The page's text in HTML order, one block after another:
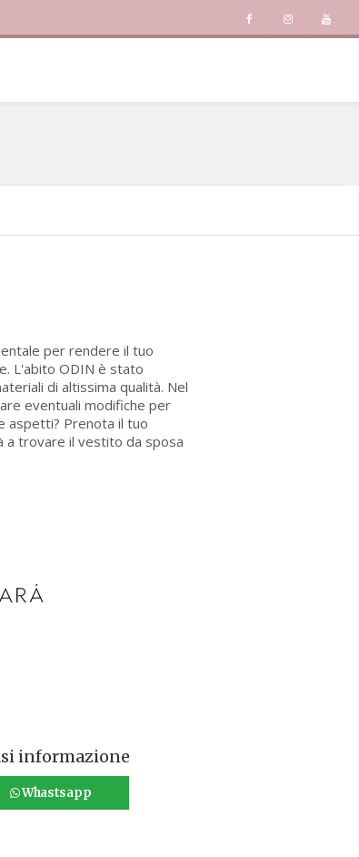
per rendere il tuo
L'abito ODIN è stato
di altissima qualità. Nel
eventuali modifiche per
aspetti? Prenota il tuo
a trovare il vestito da sposa
informazione
Whastsapp